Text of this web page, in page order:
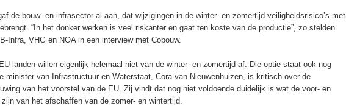
de bouw- en infrasector al aan, dat wijzigingen in de winter- en zomertijd veiligheidsrisico’s met
“In het donker werken is veel riskanter en gaat ten koste van de productie”, zo stelden
Infra, VHG en NOA in een interview met Cobouw.
landen willen eigenlijk helemaal niet van de winter- en zomertijd af. Die optie staat ook nog
minister van Infrastructuur en Waterstaat, Cora van Nieuwenhuizen, is kritisch over de
van het voorstel van de EU. Zij vindt dat nog niet voldoende duidelijk is wat de voor- en
zijn van het afschaffen van de zomer- en wintertijd.